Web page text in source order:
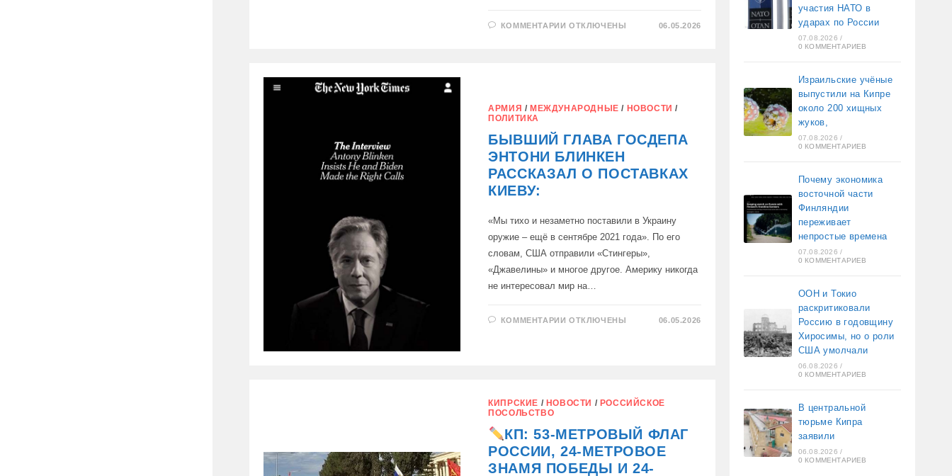
КОММЕНТАРИИ К
ИРАНА
ОТКЛЮЧЕНЫ 06.05.2026
АРМИЯ / МЕЖДУНАРОДНЫЕ / НОВОСТИ /
ПОЛИТИКА
БЫВШИЙ ГЛАВА ГОСДЕПА
ЭНТОНИ БЛИНКЕН
РАССКАЗАЛ О ПОСТАВКАХ
КИЕВУ:
«Мы тихо и незаметно поставили в Украину
оружие – ещё в сентябре 2021 года». По его
словам, США отправили «Стингеры»,
«Джавелины» и многое другое. Америку никогда
не интересовал мир на…
КОММЕНТАРИИ К
ПОСТАВКАХ
ОТКЛЮЧЕНЫ 06.05.2026
КИПРСКИЕ / НОВОСТИ / РОССИЙСКОЕ
ПОСОЛЬСТВО
КП: 53-МЕТРОВЫЙ ФЛАГ
РОССИИ, 24-МЕТРОВОЕ
ЗНАМЯ ПОБЕДЫ И 24-
участия НАТО в
ударах по России
07.08.2026 /
0 КОММЕНТАРИЕВ
Израильские учёные
выпустили на Кипре
около 200 хищных
жуков,
07.08.2026 /
0 КОММЕНТАРИЕВ
Почему экономика
восточной части
Финляндии
переживает
непростые времена
07.08.2026 /
0 КОММЕНТАРИЕВ
ООН и Токио
раскритиковали
Россию в годовщину
Хиросимы, но о роли
США умолчали
06.08.2026 /
0 КОММЕНТАРИЕВ
В центральной
тюрьме Кипра
заявили
06.08.2026 /
0 КОММЕНТАРИЕВ